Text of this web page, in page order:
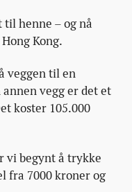
til henne – og nå
Kong.
veggen til en
vegg er det et
koster 105.000
vi begynt å trykke
fra 7000 kroner og